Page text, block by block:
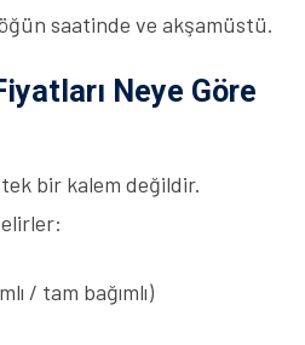
saatinde ve akşamüstü.
Neye Göre
tek bir kalem değildir.
/ tam bağımlı)